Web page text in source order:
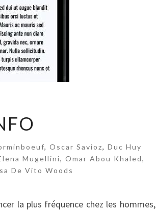
,Oscar Savioz,Duc Huy
Mugellini,Omar Abou Khaled,
De Vito Woods
la plus fréquence chez les hommes,